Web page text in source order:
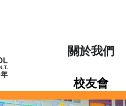
關於我們
校友會